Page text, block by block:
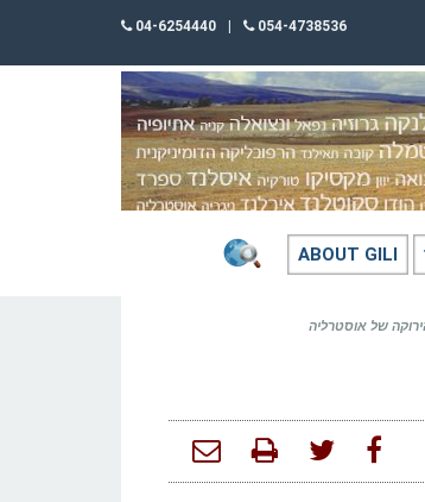
054-4738536
04-6254440
ABOUT GILI
של אוסטרליה